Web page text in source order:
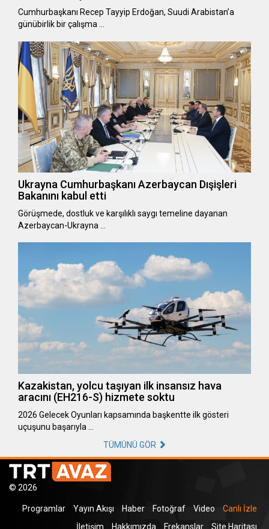
Cumhurbaşkanı Recep Tayyip Erdoğan, Suudi Arabistan’a
günübirlik bir çalışma …
Ukrayna Cumhurbaşkanı Azerbaycan Dışişleri
Bakanını kabul etti
Görüşmede, dostluk ve karşılıklı saygı temeline dayanan
Azerbaycan-Ukrayna …
Kazakistan, yolcu taşıyan ilk insansız hava
aracını (EH216-S) hizmete soktu
2026 Gelecek Oyunları kapsamında başkentte ilk gösteri
uçuşunu başarıyla …
TÜMÜNÜ GÖR
© 2026
Programlar Yayın Akışı Haber Fotoğraf Video
Canlı İzle
İletişim
Hakkımızda Frekanslar Site Haritası